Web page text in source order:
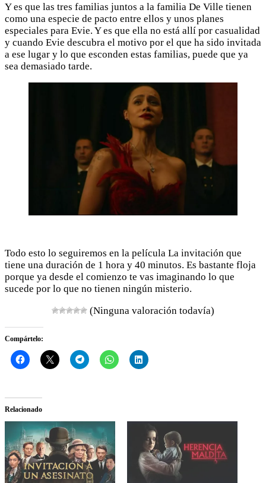
Y es que las tres familias juntos a la familia De Ville tienen
como una especie de pacto entre ellos y unos planes
especiales para Evie. Y es que ella no está allí por casualidad
y cuando Evie descubra el motivo por el que ha sido invitada
a ese lugar y lo que esconden estas familias, puede que ya
sea demasiado tarde.
Todo esto lo seguiremos en la película La invitación que
tiene una duración de 1 hora y 40 minutos. Es bastante floja
porque ya desde el comienzo te vas imaginando lo que
sucede por lo que no tienen ningún misterio.
(Ninguna valoración todavía)
Compártelo:
Relacionado